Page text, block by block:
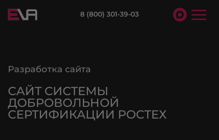
8 (800) 301-39-03
Разработка сайта
САЙТ СИСТЕМЫ
ДОБРОВОЛЬНОЙ
СЕРТИФИКАЦИИ РОСТЕХ